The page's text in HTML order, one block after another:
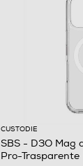
CUSTODIE
SBS - D3O Mag
Pro-Trasparente